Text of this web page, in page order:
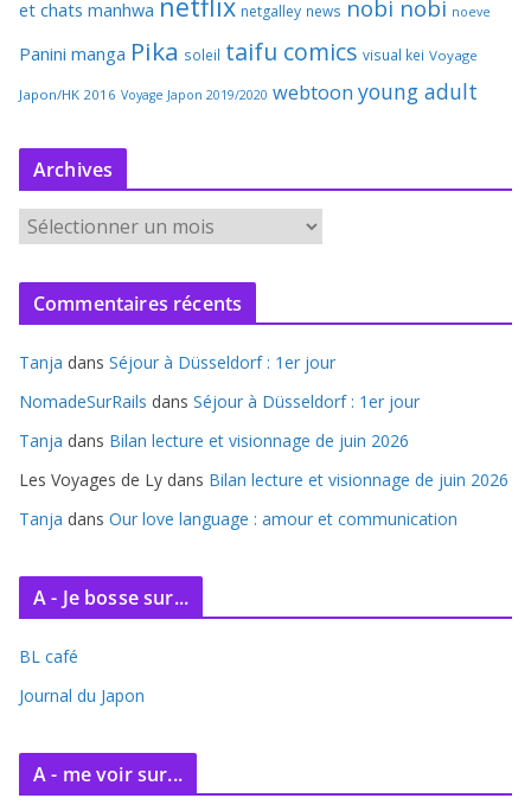
et chats manhwa netgalley news nobi nobi noeve
Panini manga Pika soleil taifu comics visual kei Voyage
Japon/HK 2016 Voyage Japon 2019/2020 webtoon young adult
Archives
r
c
v
e
s
Commentaires récents
Tanja dans Séjour à Düsseldorf : 1er jour
NomadeSurRails dans Séjour à Düsseldorf : 1er jour
Tanja dans Bilan lecture et visionnage de juin 2026
Les Voyages de Ly dans Bilan lecture et visionnage de juin 2026
Tanja dans Our love language : amour et communication
A - Je bosse sur...
BL café
Journal du Japon
A - me voir sur...